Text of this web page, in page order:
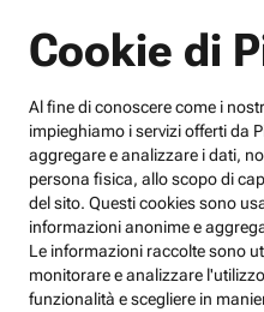
Cookie di
Al fine di conoscere come i
impieghiamo i servizi offerti da
aggregare e analizzare i dati,
persona fisica, allo scopo di
del sito. Questi cookies sono
informazioni anonime e
Le informazioni raccolte sono
monitorare e analizzare
funzionalità e scegliere in